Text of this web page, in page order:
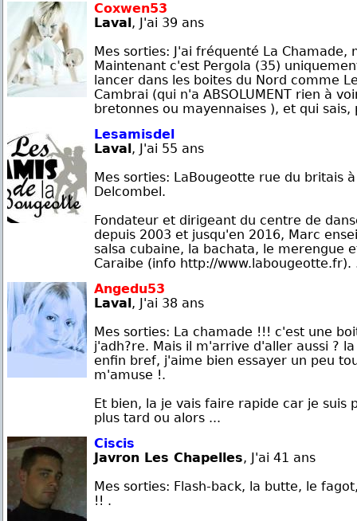
Coxwen53
Laval, J'ai 39 ans
Mes sorties: J'ai fréquenté La Chamade,
Maintenant c'est Pergola (35)
lancer dans les boites du Nord comme
Cambrai (qui n'a ABSOLUMENT rien à
bretonnes ou mayennaises ), et qui sais,
Lesamisdel
Laval, J'ai 55 ans
Mes sorties: LaBougeotte rue du britais
Delcombel.
Fondateur et dirigeant du centre de
depuis 2003 et jusqu'en 2016, Marc
salsa cubaine, la bachata, le merengue
Caraibe (info http://www.labougeotte.fr).
Angedu53
Laval, J'ai 38 ans
Mes sorties: La chamade !!! c'est une
j'adh?re. Mais il m'arrive d'aller aussi ?
enfin bref, j'aime bien essayer un peu
m'amuse !.
Et bien, la je vais faire rapide car je suis
plus tard ou alors ...
Ciscis
Javron Les Chapelles, J'ai 41 ans
Mes sorties: Flash-back, la butte, le
!! .